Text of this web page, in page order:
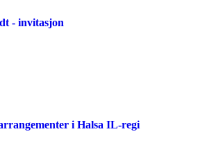
- invitasjon
i Halsa IL-regi